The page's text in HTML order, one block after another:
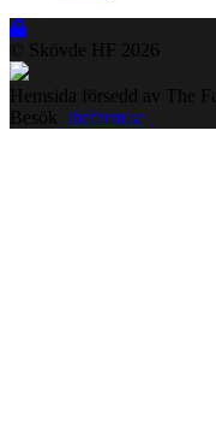
© Skövde HF 2026
Hemsida försedd av The
Besök thefarm.se